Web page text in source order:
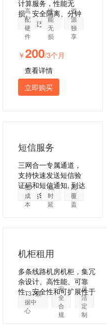
计算服务，性能无
损、安全隔离、分钟
级极速交付。
高
配
硬
件
性
能
无
损
资
源
独
享
￥200/3个月
查看详情
立即购买
短信服务
三网合一专属通道，
支持快速发送短信验
证码和短信通知, 到达
率高达99%。
低
成
本
低
时
延
高
覆
盖
机柜租用
多条线路机房机柜，集冗
余设计、高性能、可靠
性、安全性和可扩展性于
一身。
T3+数
据中
心
安
全
合
规
灵
活
定
制